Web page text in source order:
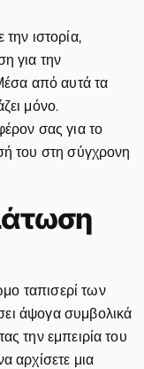
ιστορία,
για την
από αυτά τα
μόνο.
σας για το
του στη σύγχρονη
ταπισερί των
άψογα συμβολικά
την εμπειρία του
αρχίσετε μια